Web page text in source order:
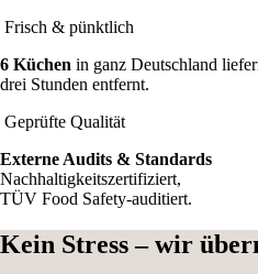
Frisch & pünktlich
6 Küchen in ganz Deutschland
drei Stunden entfernt.
Geprüfte Qualität
Externe Audits & Standards
Nachhaltigkeitszertifiziert,
TÜV Food Safety-auditiert.
Kein Stress – wir